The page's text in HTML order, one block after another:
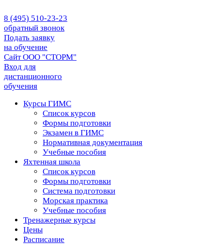
8 (495) 510-23-23
обратный звонок
Подать заявку
на обучение
Сайт ООО "СТОРМ"
Вход для
дистанционного
обучения
Курсы ГИМС
Список курсов
Формы подготовки
Экзамен в ГИМС
Нормативная документация
Учебные пособия
Яхтенная школа
Список курсов
Формы подготовки
Cистема подготовки
Морская практика
Учебные пособия
Тренажерные курсы
Цены
Расписание